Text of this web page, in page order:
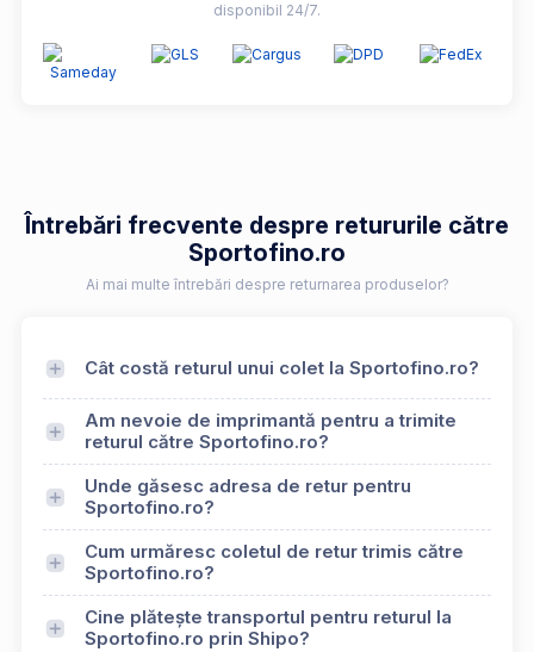
disponibil 24/7.
Întrebări frecvente despre retururile către
Sportofino.ro
Ai mai multe întrebări despre returnarea produselor?
Cât costă returul unui colet la Sportofino.ro?
Am nevoie de imprimantă pentru a trimite
returul către Sportofino.ro?
Unde găsesc adresa de retur pentru
Sportofino.ro?
Cum urmăresc coletul de retur trimis către
Sportofino.ro?
Cine plătește transportul pentru returul la
Sportofino.ro prin Shipo?